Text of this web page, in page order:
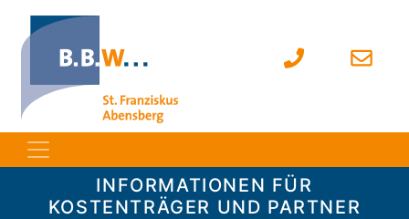
INFORMATIONEN FÜR
KOSTENTRÄGER UND PARTNER